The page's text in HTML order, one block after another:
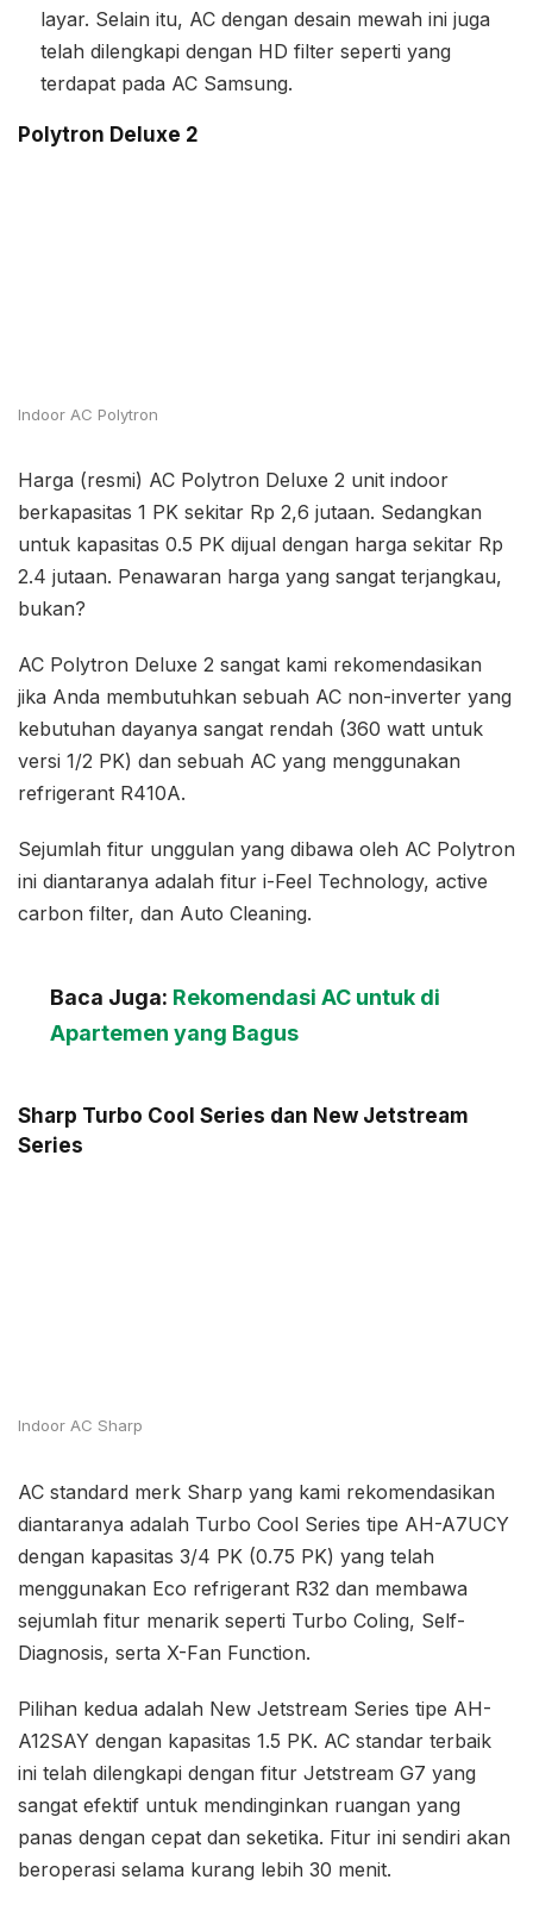
layar. Selain itu, AC dengan desain mewah ini juga
telah dilengkapi dengan HD filter seperti yang
terdapat pada AC Samsung.
Polytron Deluxe 2
Indoor AC Polytron
Harga (resmi) AC Polytron Deluxe 2 unit indoor
berkapasitas 1 PK sekitar Rp 2,6 jutaan. Sedangkan
untuk kapasitas 0.5 PK dijual dengan harga sekitar Rp
2.4 jutaan. Penawaran harga yang sangat terjangkau,
bukan?
AC Polytron Deluxe 2 sangat kami rekomendasikan
jika Anda membutuhkan sebuah AC non-inverter yang
kebutuhan dayanya sangat rendah (360 watt untuk
versi 1/2 PK) dan sebuah AC yang menggunakan
refrigerant R410A.
Sejumlah fitur unggulan yang dibawa oleh AC Polytron
ini diantaranya adalah fitur i-Feel Technology, active
carbon filter, dan Auto Cleaning.
Baca Juga: Rekomendasi AC untuk di
Apartemen yang Bagus
Sharp Turbo Cool Series dan New Jetstream
Series
Indoor AC Sharp
AC standard merk Sharp yang kami rekomendasikan
diantaranya adalah Turbo Cool Series tipe AH-A7UCY
dengan kapasitas 3/4 PK (0.75 PK) yang telah
menggunakan Eco refrigerant R32 dan membawa
sejumlah fitur menarik seperti Turbo Coling, Self-
Diagnosis, serta X-Fan Function.
Pilihan kedua adalah New Jetstream Series tipe AH-
A12SAY dengan kapasitas 1.5 PK. AC standar terbaik
ini telah dilengkapi dengan fitur Jetstream G7 yang
sangat efektif untuk mendinginkan ruangan yang
panas dengan cepat dan seketika. Fitur ini sendiri akan
beroperasi selama kurang lebih 30 menit.